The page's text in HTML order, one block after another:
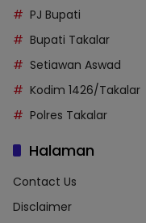
PJ Bupati
Bupati Takalar
Setiawan Aswad
Kodim 1426/Takalar
Polres Takalar
Halaman
Contact Us
Disclaimer